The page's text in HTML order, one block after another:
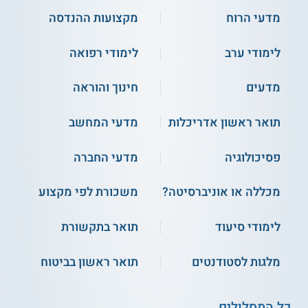
מורכבות ודינמיות.
** לתשומת לבך נכונות המידע עלולה להשתנות
צוות האתר. למען הסר ספק בין האתר למוסד
למידע נוסף לחצו: אוניברסיטת רייכמן (הבינתחומי)
מדעי הרוח
מקצועות ההנדסה
לימודי ערב
לימודי רפואה
מדעים
חינוך והוראה
תואר ראשון אדריכלות
מדעי המחשב
פסיכולוגיה
מדעי החברה
מכללה או אוניברסיטה?
משכורת לפי מקצוע
לימודי סיעוד
תואר בתקשורת
מלגות לסטודנטים
תואר ראשון בביטוח